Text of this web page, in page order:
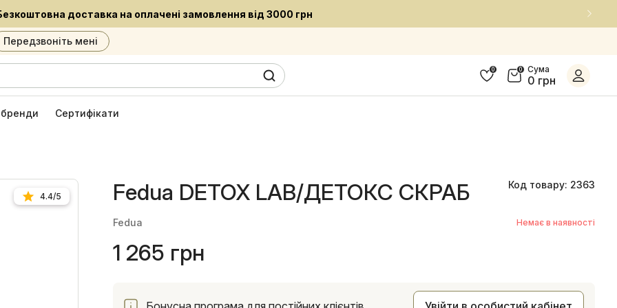
Встигни придбати улюблені засоби за приємною ціною
Передзвоніть мені
0 0 Сума
0 грн
бренди Сертифікати
4.4/5 Fedua DETOX LAB/ДЕТОКС СКРАБ Код товару: 2363
Fedua Немає в наявності
1 265 грн